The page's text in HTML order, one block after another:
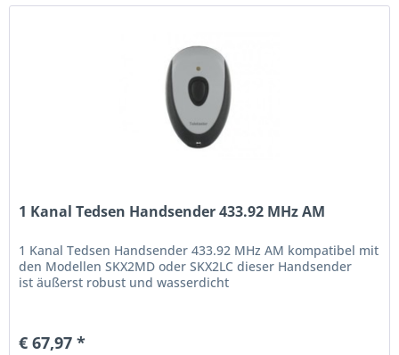
1 Kanal Tedsen Handsender 433.92 MHz AM
1 Kanal Tedsen Handsender 433.92 MHz AM kompatibel mit
den Modellen SKX2MD oder SKX2LC dieser Handsender
ist äußerst robust und wasserdicht
€ 67,97 *